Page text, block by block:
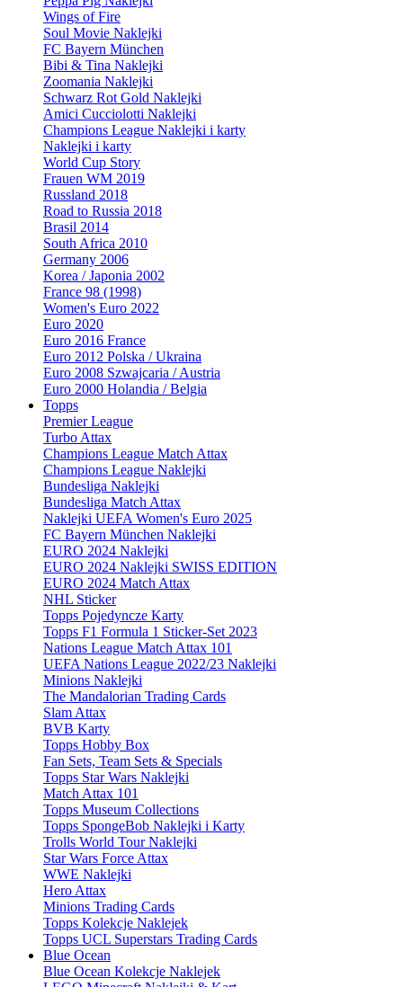
Wings of Fire
Soul Movie Naklejki
FC Bayern München
Bibi & Tina Naklejki
Zoomania Naklejki
Schwarz Rot Gold Naklejki
Amici Cucciolotti Naklejki
Champions League Naklejki i karty
Naklejki i karty
World Cup Story
Frauen WM 2019
Russland 2018
Road to Russia 2018
Brasil 2014
South Africa 2010
Germany 2006
Korea / Japonia 2002
France 98 (1998)
Women's Euro 2022
Euro 2020
Euro 2016 France
Euro 2012 Polska / Ukraina
Euro 2008 Szwajcaria / Austria
Euro 2000 Holandia / Belgia
Topps
Premier League
Turbo Attax
Champions League Match Attax
Champions League Naklejki
Bundesliga Naklejki
Bundesliga Match Attax
Naklejki UEFA Women's Euro 2025
FC Bayern München Naklejki
EURO 2024 Naklejki
EURO 2024 Naklejki SWISS EDITION
EURO 2024 Match Attax
NHL Sticker
Topps Pojedyncze Karty
Topps F1 Formula 1 Sticker-Set 2023
Nations League Match Attax 101
UEFA Nations League 2022/23 Naklejki
Minions Naklejki
The Mandalorian Trading Cards
Slam Attax
BVB Karty
Topps Hobby Box
Fan Sets, Team Sets & Specials
Topps Star Wars Naklejki
Match Attax 101
Topps Museum Collections
Topps SpongeBob Naklejki i Karty
Trolls World Tour Naklejki
Star Wars Force Attax
WWE Naklejki
Hero Attax
Minions Trading Cards
Topps Kolekcje Naklejek
Topps UCL Superstars Trading Cards
Blue Ocean
Blue Ocean Kolekcje Naklejek